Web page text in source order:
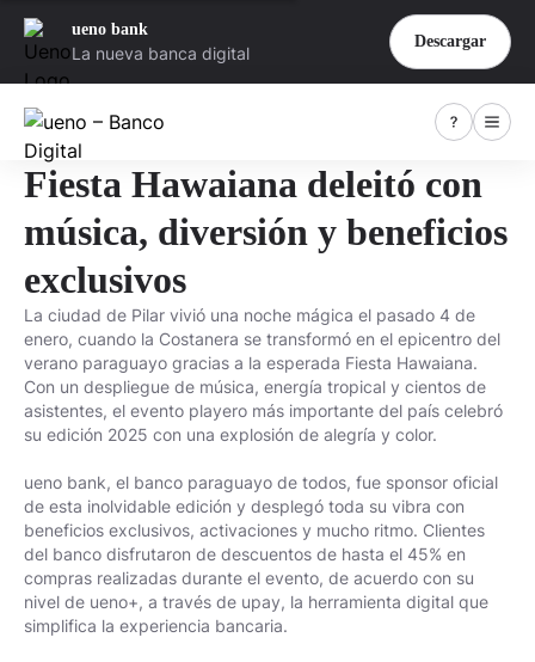
ueno bank
La nueva banca digital
Descargar
Fiesta Hawaiana deleitó con
música, diversión y beneficios
exclusivos
La ciudad de Pilar vivió una noche mágica el pasado 4 de
enero, cuando la Costanera se transformó en el epicentro del
verano paraguayo gracias a la esperada Fiesta Hawaiana.
Con un despliegue de música, energía tropical y cientos de
asistentes, el evento playero más importante del país celebró
su edición 2025 con una explosión de alegría y color.
ueno bank, el banco paraguayo de todos, fue sponsor oficial
de esta inolvidable edición y desplegó toda su vibra con
beneficios exclusivos, activaciones y mucho ritmo. Clientes
del banco disfrutaron de descuentos de hasta el 45% en
compras realizadas durante el evento, de acuerdo con su
nivel de ueno+, a través de upay, la herramienta digital que
simplifica la experiencia bancaria.